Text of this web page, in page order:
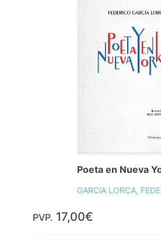
Poeta en Nueva
GARCíA LORCA,
PVP. 17,00€